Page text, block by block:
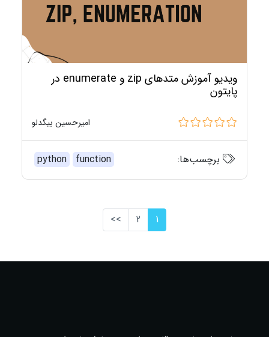
ویدیو آموزش متدهای zip و enumerate در
پایتون
امیرحسین بیگدلو
برچسب‌ها: python function
1
2
>>